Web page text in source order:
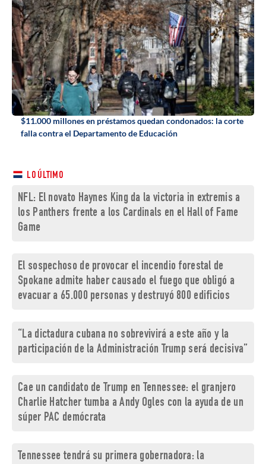
$11.000 millones en préstamos quedan condonados: la corte
falla contra el Departamento de Educación
LO ÚLTIMO
NFL: El novato Haynes King da la victoria in extremis a
los Panthers frente a los Cardinals en el Hall of Fame
Game
El sospechoso de provocar el incendio forestal de
Spokane admite haber causado el fuego que obligó a
evacuar a 65.000 personas y destruyó 800 edificios
“La dictadura cubana no sobrevivirá a este año y la
participación de la Administración Trump será decisiva”
Cae un candidato de Trump en Tennessee: el granjero
Charlie Hatcher tumba a Andy Ogles con la ayuda de un
súper PAC demócrata
Tennessee tendrá su primera gobernadora: la